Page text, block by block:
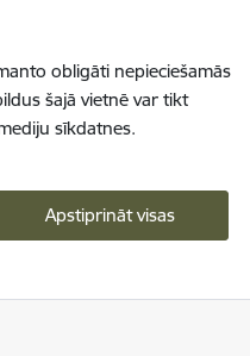
obligāti nepieciešamās
šajā vietnē var tikt
sīkdatnes.
Apstiprināt visas